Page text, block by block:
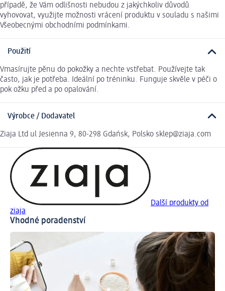
případě, že Vám odlišnosti nebudou z jakýchkoliv důvodů
vyhovovat, využijte možnosti vrácení produktu v souladu s našimi
Všeobecnými obchodními podmínkami.
Použití
Vmasírujte pěnu do pokožky a nechte vstřebat. Používejte tak
často, jak je potřeba. Ideální po tréninku. Funguje skvěle v péči o
pok ožku před a po opalování.
Výrobce / Dodavatel
Ziaja Ltd ul Jesienna 9, 80-298 Gdańsk, Polsko sklep@ziaja.com
Další produkty od
ziaja
Vhodné poradenství